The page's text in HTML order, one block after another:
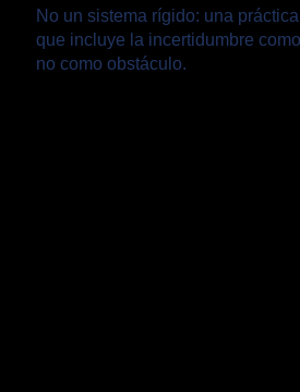
No un sistema rígido: una
que incluye la incertidumbre
no como obstáculo.